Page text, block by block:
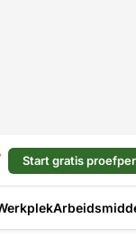
Start gratis